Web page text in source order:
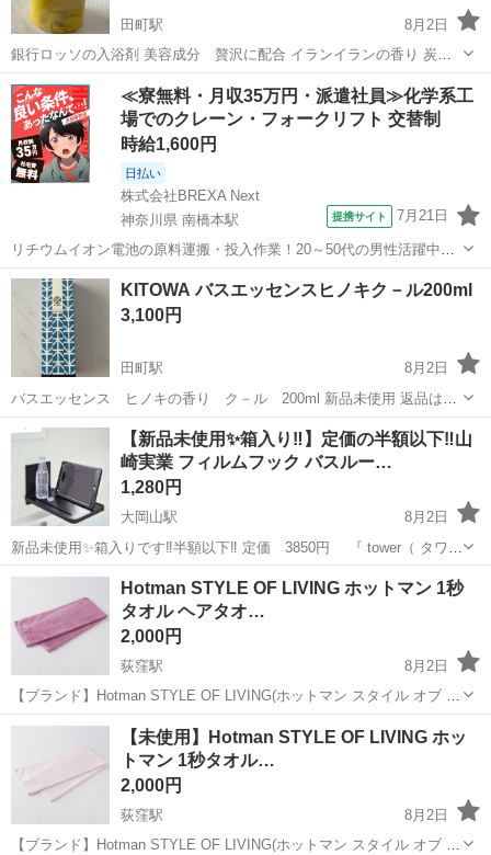
田町駅
8月2日
銀行ロッソの入浴剤 美容成分 贅沢に配合 イランイランの香り 炭酸
ガス 開封はしましたが使用していません 7錠全てあります 返品はご遠
慮くださいませ
東京 港区 田町駅 家庭用品
≪寮無料・月収35万円・派遣社員≫化学系工
場でのクレーン・フォークリフト 交替制
時給1,600円
日払い
株式会社BREXA Next
神奈川県 南橋本駅
提携サイト 7月21日
リチウムイオン電池の原料運搬・投入作業！20～50代の男性活躍中★
ワンルーム寮完備！赴任旅費会社負担！年間休日130日★フォークリフ
ト免許お持ちの方、活躍中！就業先食堂利用可★《神奈川県相模原
市》 人気の工場のお仕事 ◇電...
神奈川 相模原市
KITOWA バスエッセンスヒノキク－ル200ml
3,100円
田町駅
8月2日
バスエッセンス ヒノキの香り ク－ル 200ml 新品未使用 返品はご
遠慮くださいませ
東京 港区 田町駅 家庭用品
【新品未使用✨箱入り‼️】定価の半額以下‼️山
崎実業 フィルムフック バスルー…
1,280円
大岡山駅
8月2日
新品未使用✨箱入りです‼️半額以下‼️ 定価 3850円 『 tower（ タワー
）フィルムフック バスルーム折り畳み棚 』は、コンパクトに折りたた
んで収納できるバステーブルです。 透明のフィルムフックを壁面に
貼...
東京 目黒区
Hotman STYLE OF LIVING ホットマン 1秒
タオル ヘアタオ…
2,000円
荻窪駅
8月2日
【ブランド】Hotman STYLE OF LIVING(ホットマン スタイル オブ リ
ビング) 【カラー】ローズ 【サイズ】約38×99cm 【参考価格】1,780
円 ＜1秒タオル＞ 髪を拭くために新たに加わった「ヘアタ...
東京 杉並区 荻窪駅
【未使用】Hotman STYLE OF LIVING ホッ
トマン 1秒タオル…
2,000円
荻窪駅
8月2日
【ブランド】Hotman STYLE OF LIVING(ホットマン スタイル オブ リ